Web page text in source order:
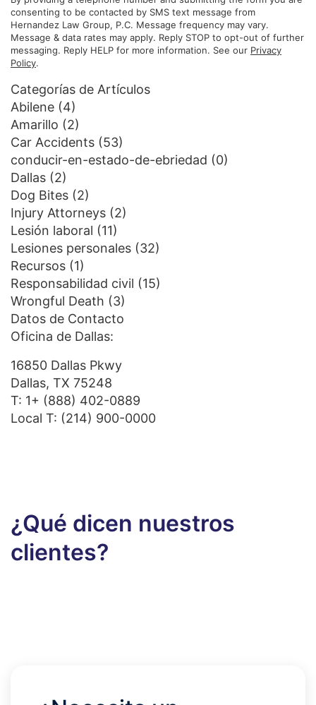
consenting to be contacted by SMS text message from
Hernandez Law Group, P.C. Message frequency may vary.
Message & data rates may apply. Reply STOP to opt-out of further
messaging. Reply HELP for more information. See our Privacy
Policy.
Categorías de Artículos
Abilene (4)
Amarillo (2)
Car Accidents (53)
conducir-en-estado-de-ebriedad (0)
Dallas (2)
Dog Bites (2)
Injury Attorneys (2)
Lesión laboral (11)
Lesiones personales (32)
Recursos (1)
Responsabilidad civil (15)
Wrongful Death (3)
Datos de Contacto
Oficina de Dallas:
16850 Dallas Pkwy
Dallas, TX 75248
T: 1+ (888) 402-0889
Local T: (214) 900-0000
¿Qué dicen nuestros
clientes?